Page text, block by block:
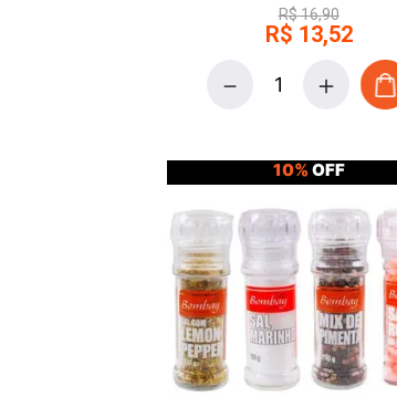
R$16,90
R$ 13,52
＋
－
10%OFF